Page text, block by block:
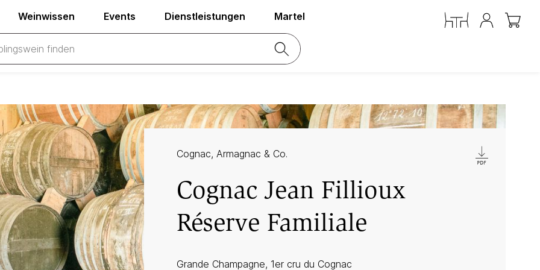
Weinwissen Events Dienstleistungen Martel
Cognac, Armagnac & Co.
Cognac Jean Fillioux
Réserve Familiale
Grande Champagne, 1er cru du Cognac